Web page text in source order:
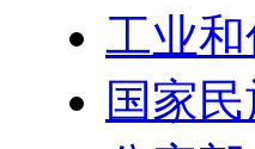
工业
国家